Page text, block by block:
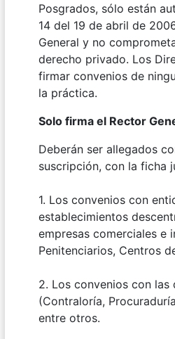
Posgrados, sólo están
14 del 19 de abril de
General y no
derecho privado. Los
firmar convenios de
la práctica.
Solo firma el Rector
Deberán ser allegados
suscripción, con la ficha
1. Los convenios con
establecimientos
empresas comerciales e
Penitenciarios, Centros
2. Los convenios con
(Contraloría,
entre otros.